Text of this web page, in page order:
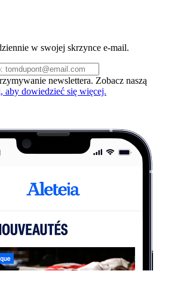
w swojej skrzynce e-mail.
newslettera. Zobacz naszą
aby dowiedzieć się więcej.